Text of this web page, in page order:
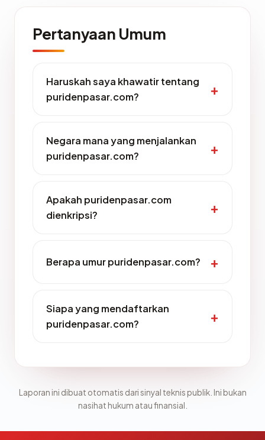
Pertanyaan Umum
Haruskah saya khawatir tentang
puridenpasar.com?
Negara mana yang menjalankan
puridenpasar.com?
Apakah puridenpasar.com
dienkripsi?
Berapa umur puridenpasar.com?
Siapa yang mendaftarkan
puridenpasar.com?
Laporan ini dibuat otomatis dari sinyal teknis publik. Ini bukan
nasihat hukum atau finansial.